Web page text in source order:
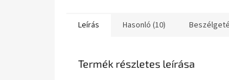
Leírás Hasonló (10)
Termék részletes leírása